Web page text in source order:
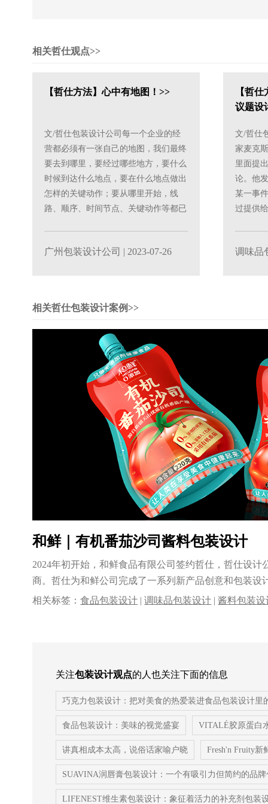
相关哲仕观点>>
【哲仕方法】心中有地图！>>
文/哲仕包装设计公司每一个企业的经
营都必须有一张自己的地图，我们最终
要去到哪里，要经过哪些地方，要什么
时候到达什么地点，要在什么地点做出
怎样的关键动作；要从哪里开始，线
路、顺序、时间节点、关键动作等都已
广州包装设计公司 | 2023-07-26
【哲
议题设
文/哲仕
家麦克
里面提
论。他
某一事
过提供
调味品
相关哲仕包装设计案例>>
和鲜｜有机番茄沙司酱料包装设计
2024年初开始，和鲜食品有限公司签约哲仕，哲仕设计
商。哲仕为和鲜公司完成了一系列新产品创意和包装设
工......
相关标签：食品包装设计 |调味品包装设计 |酱料包装设
关注包装设计观点的人也关注下面的信息
巧克力包装设计：把对美食的热爱装进食品包装设计里
食品包装设计：美味的视觉盛宴 VITALÉ胶原蛋白
讲真相成本太高，说俗话家喻户晓 Fresh'n Fruity新
SUAVINA润唇膏包装设计：一个有吸引力但简约的品
LIFENEST维生素包装设计：象征着活力的补充剂包装